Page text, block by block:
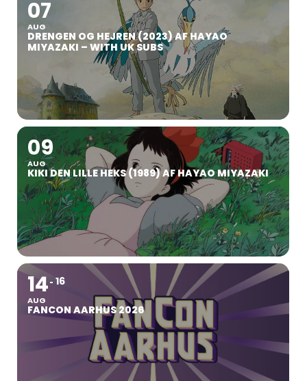
07
AUG
DRENGEN OG HEJREN (2023) AF HAYAO
MIYAZAKI – WITH UK SUBS
09
AUG
KIKI DEN LILLE HEKS (1989) AF HAYAO MIYAZAKI
14
AUG
16
FANCON AARHUS 2026